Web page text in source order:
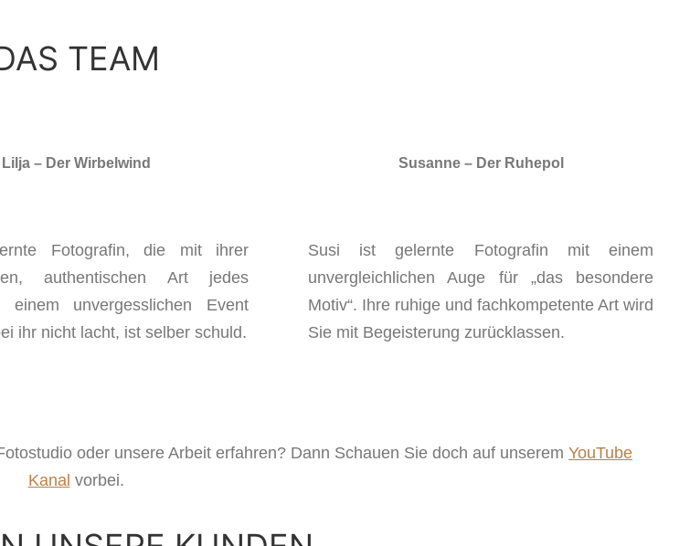
TEAM
Lilja – Der Wirbelwind
Fotografin, die mit ihrer
authentischen Art jedes
einem unvergesslichen Event
ihr nicht lacht, ist selber schuld.
Susanne – Der Ruhepol
Susi ist gelernte Fotografin mit einem
unvergleichlichen Auge für „das besondere
Motiv“. Ihre ruhige und fachkompetente Art wird
Sie mit Begeisterung zurücklassen.
oder unsere Arbeit erfahren? Dann Schauen Sie doch auf unserem YouTube
Kanal vorbei.